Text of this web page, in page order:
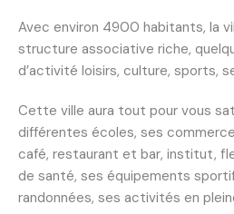
Avec environ 4900 habitants, la
structure associative riche,
d’activité loisirs, culture, sports,
Cette ville aura tout pour vous
différentes écoles, ses
café, restaurant et bar, institut,
de santé, ses équipements
randonnées, ses activités en